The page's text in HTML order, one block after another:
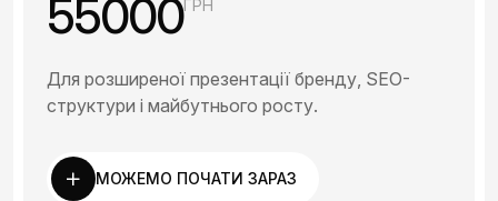
55000 ГРН
Для розширеної презентації бренду, SEO-
структури і майбутнього росту.
МОЖЕМО ПОЧАТИ ЗАРАЗ